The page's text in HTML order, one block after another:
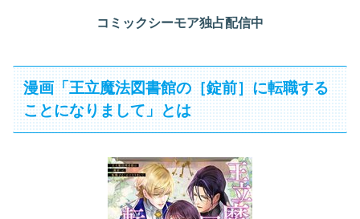
コミックシーモア独占配信中
漫画「王立魔法図書館の［錠前］に転職する
ことになりまして」とは